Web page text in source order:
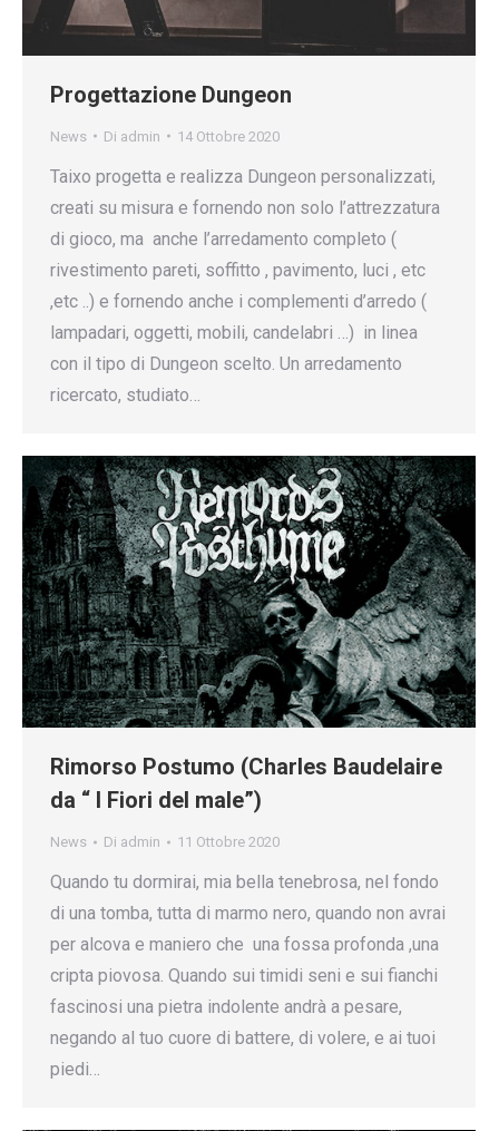
Progettazione Dungeon
News Di admin 14 Ottobre 2020
Taixo progetta e realizza Dungeon personalizzati,
creati su misura e fornendo non solo l’attrezzatura
di gioco, ma anche l’arredamento completo (
rivestimento pareti, soffitto , pavimento, luci , etc
,etc ..) e fornendo anche i complementi d’arredo (
lampadari, oggetti, mobili, candelabri …) in linea
con il tipo di Dungeon scelto. Un arredamento
ricercato, studiato…
Rimorso Postumo (Charles Baudelaire
da “ I Fiori del male”)
News Di admin 11 Ottobre 2020
Quando tu dormirai, mia bella tenebrosa, nel fondo
di una tomba, tutta di marmo nero, quando non avrai
per alcova e maniero che una fossa profonda ,una
cripta piovosa. Quando sui timidi seni e sui fianchi
fascinosi una pietra indolente andrà a pesare,
negando al tuo cuore di battere, di volere, e ai tuoi
piedi…